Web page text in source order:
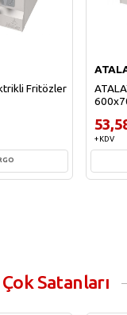
Fritözler
+ KDV
Satanları